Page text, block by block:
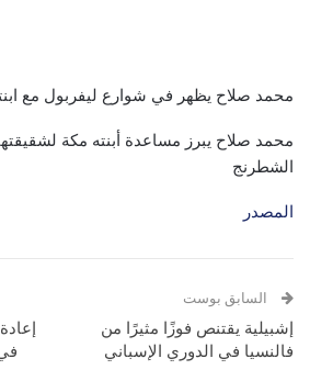
محمد صلاح يظهر في شوارع ليفربول مع
محمد صلاح يبرز مساعدة أبنته مكة
الشطرنج
المصدر
السابق بوست
إشبيلية يقتنص فوزًا مثيرًا من
فالنسيا في الدوري الإسباني